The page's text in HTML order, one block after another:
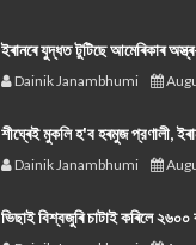
ইৰানৰে যুদ্ধত টুটিছে আমেৰিকাৰ
Dainik Janambhumi
শীঘ্ৰেই মুকলি হ'ব হৰমুজ প্রণালী,
Dainik Janambhumi
ভিছাই বিশ্বজুৰি চাটাই কৰিলে ২৬০০